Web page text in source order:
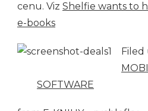
cenu. Viz Shelfie wants to
e-books
Filed
SOFTWARE